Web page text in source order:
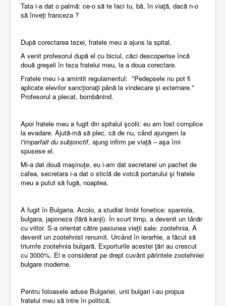
Tata i-a dat o palmă: ce-o să te faci tu, bă, în viaţă, dacă n-o
să înveţi franceza ?
După corectarea tezei, fratele meu a ajuns la spital.
A venit profesorul după el cu biciul, căci descoperise încă
două greşeli în teza fratelui meu, la a doua corectare.
Fratele meu i-a amintit regulamentul: "Pedepsele nu pot fi
aplicate elevilor sancţionaţi până la vindecare şi externare."
Profesorul a plecat, bombănind.
Apoi fratele meu a fugit din spitalul şcolii: eu am fost complice
la evadare. Ajută-mă să plec, că de nu, când ajungem la
l’imparfait du subjonctif, ajung infirm pe viaţă – aşa îmi
spusese el.
Mi-a dat două maşinuţe, eu i-am dat secretarei un pachet de
cafea, secretara i-a dat o sticlă de votcă portarului şi fratele
meu a putut să fugă, noaptea.
A fugit în Bulgaria. Acolo, a studiat limbi fonetice: spaniola,
bulgara, japoneza (fără kanji). În scurt timp, a devenit un tânăr
cu viitor. S-a orientat către pasiunea vieţii sale: zootehnia. A
devenit un zootehnist renumit. Urcând în ierarhie, a făcut să
triumfe zootehnia bulgară. Exporturile acestei ţări au crescut
cu 3000%. El e considerat pe drept cuvânt părintele zootehniei
bulgare moderne.
Pentru foloasele aduse Bulgariei, unii bulgari i-au propus
fratelui meu să intre în politică.